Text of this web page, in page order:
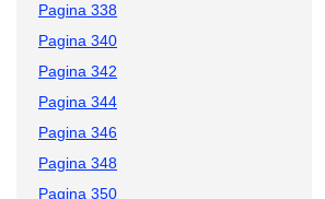
Pagina 338
Pagina 340
Pagina 342
Pagina 344
Pagina 346
Pagina 348
Pagina 350